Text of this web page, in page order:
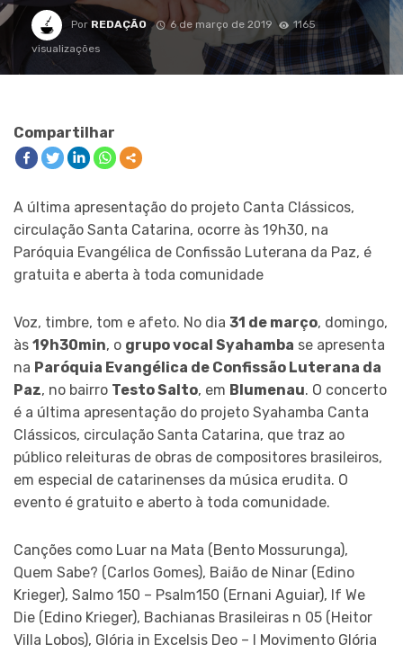
Por REDAÇÃO 6 de março de 2019
1165
visualizações
Compartilhar
A última apresentação do projeto Canta Clássicos,
circulação Santa Catarina, ocorre às 19h30, na
Paróquia Evangélica de Confissão Luterana da Paz, é
gratuita e aberta à toda comunidade
Voz, timbre, tom e afeto. No dia 31 de março, domingo,
às 19h30min, o grupo vocal Syahamba se apresenta
na Paróquia Evangélica de Confissão Luterana da
Paz, no bairro Testo Salto, em Blumenau. O concerto
é a última apresentação do projeto Syahamba Canta
Clássicos, circulação Santa Catarina, que traz ao
público releituras de obras de compositores brasileiros,
em especial de catarinenses da música erudita. O
evento é gratuito e aberto à toda comunidade.
Canções como Luar na Mata (Bento Mossurunga),
Quem Sabe? (Carlos Gomes), Baião de Ninar (Edino
Krieger), Salmo 150 – Psalm150 (Ernani Aguiar), If We
Die (Edino Krieger), Bachianas Brasileiras n 05 (Heitor
Villa Lobos), Glória in Excelsis Deo – I Movimento Glória